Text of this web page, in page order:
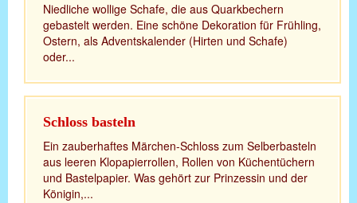
Niedliche wollige Schafe, die aus Quarkbechern
gebastelt werden. Eine schöne Dekoration für Frühling,
Ostern, als Adventskalender (Hirten und Schafe)
oder...
Schloss basteln
Ein zauberhaftes Märchen-Schloss zum Selberbasteln
aus leeren Klopapierrollen, Rollen von Küchentüchern
und Bastelpapier. Was gehört zur Prinzessin und der
Königin,...